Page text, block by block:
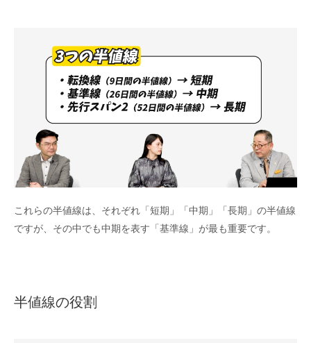
これらの半値線は、それぞれ「短期」「中期」「長期」の半値線
ですが、その中でも中期を表す「基準線」が最も重要です。
半値線の役割